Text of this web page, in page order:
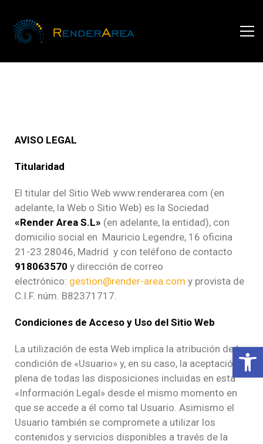
Abrir
AVISO LEGAL
Titularidad
El titular del Sitio Web www.renderarea.com (en
adelante, la Web o Sitio Web) es la Sociedad
«Render Area S.L» (en adelante, la entidad), con
domicilio social en Mauricio Legendre, 16 oficina
21-23.28046, Madrid y con teléfono de contacto
918063570 y dirección de correo
electrónico: gestion@render-area.com y provista de
C.I.F. núm. B82371717.
Condiciones de Acceso y Uso del Sitio Web
La utilización de esta Web implica la atribución de la
condición de «Usuario» y, en su caso, la aceptación
plena de todas las disposiciones incluidas en esta
«Información Legal» desde el mismo momento en
que se accede a él como tal Usuario. Asimismo el
Usuario también se compromete a utilizar los
contenidos y servicios disponibles a través de la